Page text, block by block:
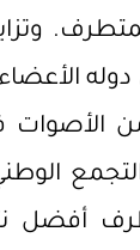
دوله
الوطني
أفضل